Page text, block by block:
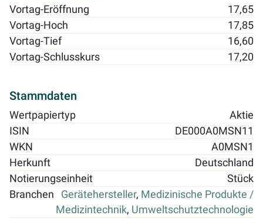
Vortag-Eröffnung
17,65
Vortag-Hoch
17,85
Vortag-Tief
16,60
Vortag-Schlusskurs
17,20
Stammdaten
Wertpapiertyp
Aktie
ISIN
DE000A0MSN11
WKN
A0MSN1
Herkunft
Deutschland
Notierungseinheit
Stück
Branchen
Gerätehersteller, Medizinische Produkte /
Medizintechnik, Umweltschutztechnologie